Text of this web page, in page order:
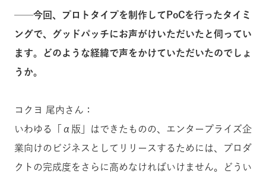
──今回、プロトタイプを制作してPoCを行ったタイミ
ングで、グッドパッチにお声がけいただいたと伺ってい
ます。どのような経緯で声をかけていただいたのでしょ
うか。
コクヨ 尾内さん：
いわゆる「α版」はできたものの、エンタープライズ企
業向けのビジネスとしてリリースするためには、プロダ
クトの完成度をさらに高めなければいけません。どうい